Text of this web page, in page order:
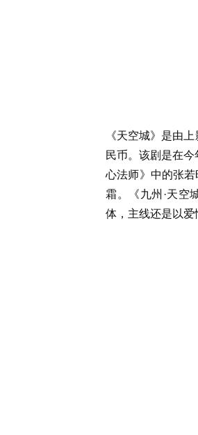
《天空城》是由
民币。该剧是在
心法师》中的张
霜。《九州·天空
体，主线还是以爱